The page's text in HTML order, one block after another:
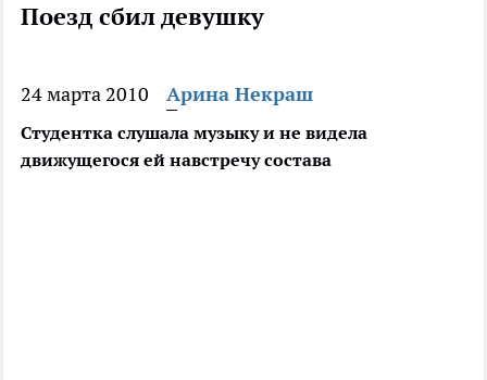
Поезд сбил девушку
24 марта 2010 Арина Некраш
Студентка слушала музыку и не видела
движущегося ей навстречу состава